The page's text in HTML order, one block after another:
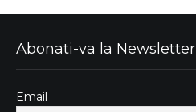
Abonati-va la Newsletter
Email